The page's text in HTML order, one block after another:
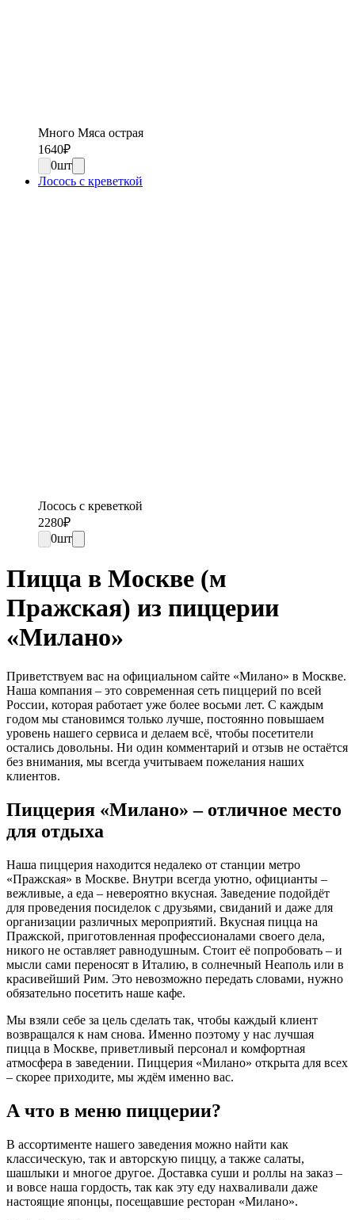
Много Мяса острая
1640₽
0шт
Лосось с креветкой
Лосось с креветкой
2280₽
0шт
Пицца в Москве (м
Пражская) из пиццерии
«Милано»
Приветствуем вас на официальном сайте «Милано» в Москве.
Наша компания – это современная сеть пиццерий по всей
России, которая работает уже более восьми лет. С каждым
годом мы становимся только лучше, постоянно повышаем
уровень нашего сервиса и делаем всё, чтобы посетители
остались довольны. Ни один комментарий и отзыв не остаётся
без внимания, мы всегда учитываем пожелания наших
клиентов.
Пиццерия «Милано» – отличное место
для отдыха
Наша пиццерия находится недалеко от станции метро
«Пражская» в Москве. Внутри всегда уютно, официанты –
вежливые, а еда – невероятно вкусная. Заведение подойдёт
для проведения посиделок с друзьями, свиданий и даже для
организации различных мероприятий. Вкусная пицца на
Пражской, приготовленная профессионалами своего дела,
никого не оставляет равнодушным. Стоит её попробовать – и
мысли сами переносят в Италию, в солнечный Неаполь или в
красивейший Рим. Это невозможно передать словами, нужно
обязательно посетить наше кафе.
Мы взяли себе за цель сделать так, чтобы каждый клиент
возвращался к нам снова. Именно поэтому у нас лучшая
пицца в Москве, приветливый персонал и комфортная
атмосфера в заведении. Пиццерия «Милано» открыта для всех
– скорее приходите, мы ждём именно вас.
А что в меню пиццерии?
В ассортименте нашего заведения можно найти как
классическую, так и авторскую пиццу, а также салаты,
шашлыки и многое другое. Доставка суши и роллы на заказ –
и вовсе наша гордость, так как эту еду нахваливали даже
настоящие японцы, посещавшие ресторан «Милано».